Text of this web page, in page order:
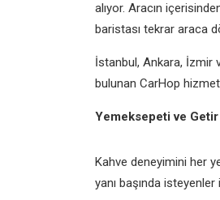
alıyor. Aracın
baristası tekrar araca
İstanbul, Ankara, İzmir
bulunan CarHop
Yemeksepeti ve
Kahve deneyimini her
yanı başında